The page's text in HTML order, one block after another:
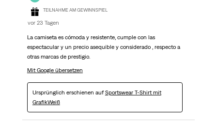
TEILNAHME AM GEWINNSPIEL
vor 23 Tagen
La camiseta es cómoda y resistente, cumple con las
espectacular y un precio asequible y considerado , respecto a
otras marcas de prestigio.
Mit Google übersetzen
Ursprünglich erschienen aufSportswear T-Shirt mit
GrafikWeiß